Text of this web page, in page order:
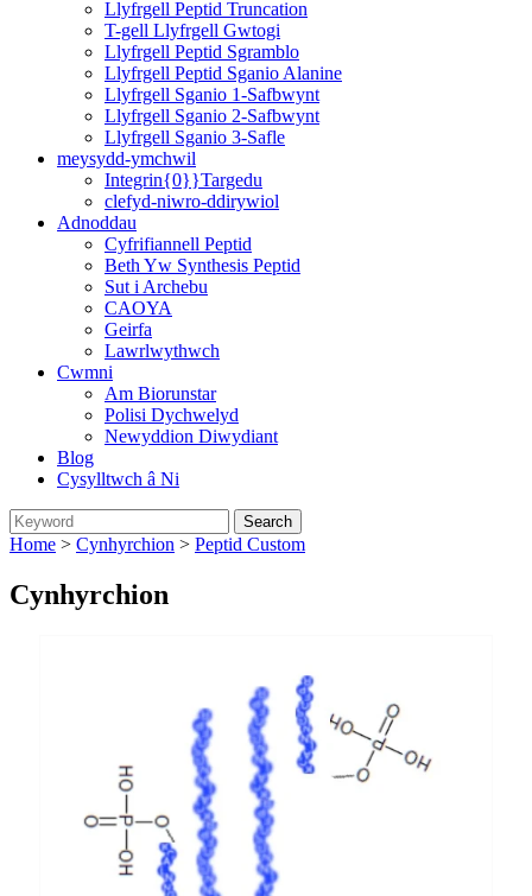
Llyfrgell Peptid Truncation
T-gell Llyfrgell Gwtogi
Llyfrgell Peptid Sgramblo
Llyfrgell Peptid Sganio Alanine
Llyfrgell Sganio 1-Safbwynt
Llyfrgell Sganio 2-Safbwynt
Llyfrgell Sganio 3-Safle
meysydd-ymchwil
Integrin{0}}Targedu
clefyd-niwro-ddirywiol
Adnoddau
Cyfrifiannell Peptid
Beth Yw Synthesis Peptid
Sut i Archebu
CAOYA
Geirfa
Lawrlwythwch
Cwmni
Am Biorunstar
Polisi Dychwelyd
Newyddion Diwydiant
Blog
Cysylltwch â Ni
Home > Cynhyrchion > Peptid Custom
Cynhyrchion